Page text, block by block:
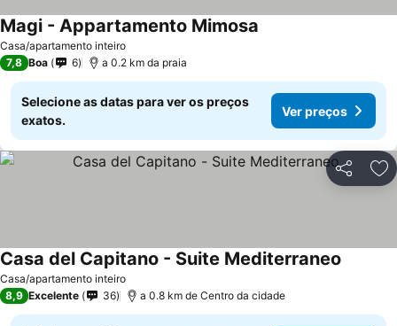
Casa/apartamento inteiro
Magi - Appartamento Mimosa
7,8 Boa 6 a 0.2 km da praia
Selecione as datas para ver os preços
exatos.
Ver preços
Partilhar
Casa/apartamento inteiro
Casa del Capitano - Suite Mediterraneo
8,9 Excelente 36 a 0.8 km de Centro da cidade